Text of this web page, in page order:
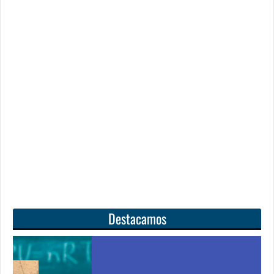
Destacamos